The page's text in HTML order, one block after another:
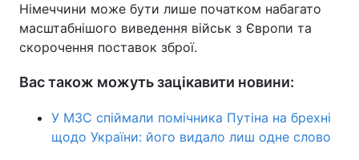
Німеччини може бути лише початком набагато
масштабнішого виведення військ з Європи та
скорочення поставок зброї.
Вас також можуть зацікавити новини:
У МЗС спіймали помічника Путіна на брехні
щодо України: його видало лиш одне слово